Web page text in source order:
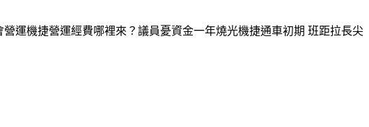
運機捷營運經費哪裡來？議員憂資金一年燒光機捷通車初期 班距拉長尖